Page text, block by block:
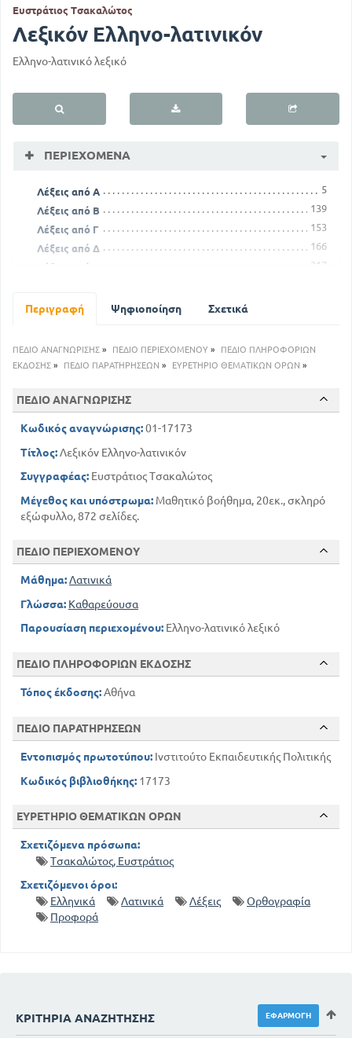
Ευστράτιος Τσακαλώτος
Λεξικόν Ελληνο-λατινικόν
Ελληνο-λατινικό λεξικό
ΠΕΡΙΕΧΌΜΕΝΑ
Λέξεις από Α
5
Λέξεις από Β
139
Λέξεις από Γ
153
Λέξεις από Δ
166
Λέξεις από Ε
217
Λέξεις από Η
Λέξεις από Κ
Λέξεις από Μ
488
528
Λέξεις από Ξ
Λέξεις από Ο
Λέξεις από Π
Λέξεις από Ρ
Λέξεις από Σ
706
Λέξεις από Υ
802
829
Λέξεις από Χ
Λέξεις από Ψ
Λέξεις από Ω
Περιγραφή Ψηφιοποίηση Σχετικά
ΠΕΔΙΟ ΑΝΑΓΝΩΡΙΣΗΣ » ΠΕΔΙΟ ΠΕΡΙΕΧΟΜΕΝΟΥ »
ΠΕΔΙΟ ΠΛΗΡΟΦΟΡΙΩΝ
ΕΚΔΟΣΗΣ » ΠΕΔΙΟ ΠΑΡΑΤΗΡΗΣΕΩΝ » ΕΥΡΕΤΗΡΙΟ ΘΕΜΑΤΙΚΩΝ ΟΡΩΝ »
ΠΕΔΙΟ ΑΝΑΓΝΩΡΙΣΗΣ
Κωδικός αναγνώρισης:01-17173
Τίτλος:Λεξικόν Ελληνο-λατινικόν
Συγγραφέας: Ευστράτιος Τσακαλώτος
Μέγεθος και υπόστρωμα: Μαθητικό βοήθημα, 20εκ., σκληρό
εξώφυλλο, 872 σελίδες.
ΠΕΔΙΟ ΠΕΡΙΕΧΟΜΕΝΟΥ
Μάθημα:Λατινικά
Γλώσσα: Καθαρεύουσα
Παρουσίαση περιεχομένου: Ελληνο-λατινικό λεξικό
ΠΕΔΙΟ ΠΛΗΡΟΦΟΡΙΩΝ ΕΚΔΟΣΗΣ
Τόπος έκδοσης:Αθήνα
ΠΕΔΙΟ ΠΑΡΑΤΗΡΗΣΕΩΝ
Εντοπισμός πρωτοτύπου: Ινστιτούτο Εκπαιδευτικής Πολιτικής
Κωδικός βιβλιοθήκης: 17173
ΕΥΡΕΤΗΡΙΟ ΘΕΜΑΤΙΚΩΝ ΟΡΩΝ
Σχετιζόμενα πρόσωπα:
Τσακαλώτος, Ευστράτιος
Σχετιζόμενοι όροι:
Ελληνικά
Λατινικά Λέξεις
Ορθογραφία
Προφορά
ΚΡΙΤΉΡΙΑ ΑΝΑΖΉΤΗΣΗΣ